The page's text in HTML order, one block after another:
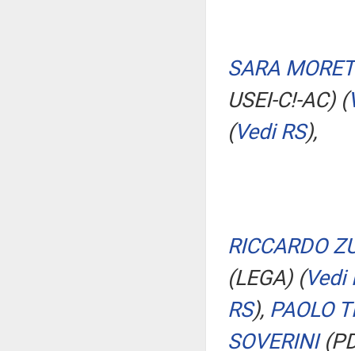
SARA
USEI-C!-AC) (
(Vedi RS),
RICCARDO
(LEGA) (Vedi
RS), PAOLO
SOVERINI